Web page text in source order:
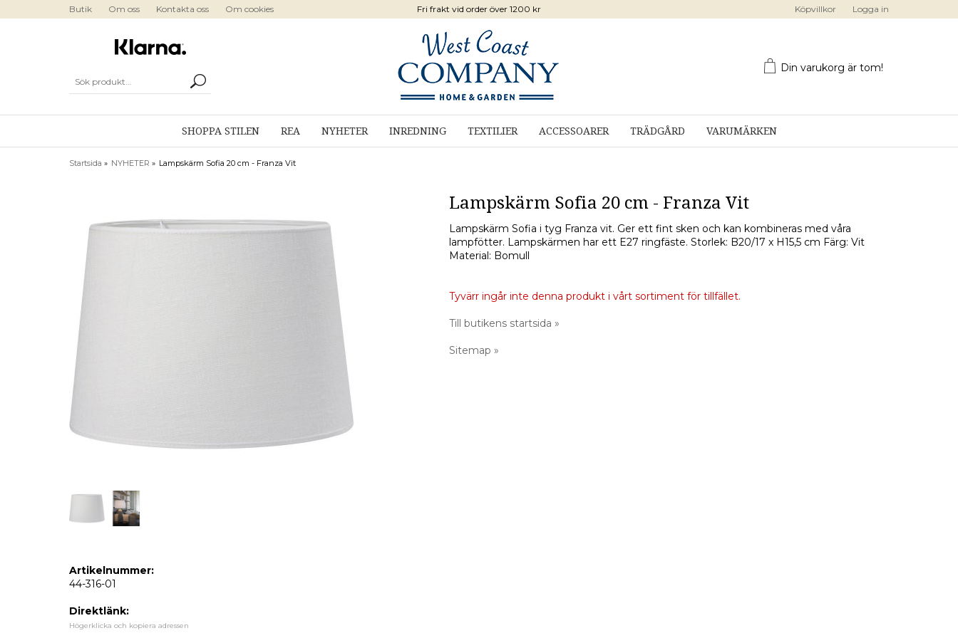
Butik Om oss Kontakta oss Om cookies Köpvillkor Logga in
Fri frakt vid order över 1200 kr
Din varukorg är tom!
SHOPPA STILEN REA NYHETER INREDNING TEXTILIER ACCESSOARER TRÄDGÅRD VARUMÄRKEN
Startsida » NYHETER » Lampskärm Sofia 20 cm - Franza Vit
Artikelnummer:
44-316-01
Direktlänk:
Högerklicka och kopiera adressen
Lampskärm Sofia 20 cm - Franza Vit
Lampskärm Sofia i tyg Franza vit. Ger ett fint sken och kan kombineras med våra
lampfötter. Lampskärmen har ett E27 ringfäste. Storlek: B20/17 x H15,5 cm Färg: Vit
Material: Bomull
Tyvärr ingår inte denna produkt i vårt sortiment för tillfället.
Till butikens startsida »
Sitemap »